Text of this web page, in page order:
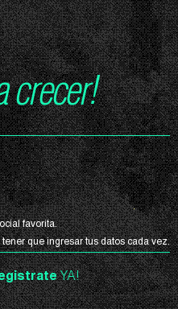
crecer!
favorita.
que ingresar tus datos cada vez.
YA!